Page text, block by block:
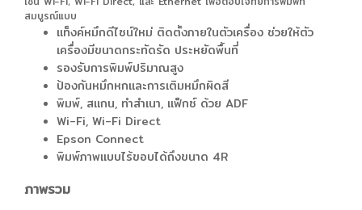
สมบูรณ์แบบ
แท็งค์หมึกดีไซน์ใหม่ ติดตั้งภายในตัวเครื่อง ช่วยให้ตัว
เครื่องมีขนาดกระทัดรัด ประหยัดพื้นที่
รองรับการพิมพ์ปริมาณสูง
ป้องกันหมึกหกและการเติมหมึกผิดสี
พิมพ์, สแกน, ทำสำเนา, แฟ็กซ์ ด้วย ADF
Wi-Fi, Wi-Fi Direct
Epson Connect
พิมพ์ภาพแบบไร้ขอบได้ถึงขนาด 4R
ภาพรวม